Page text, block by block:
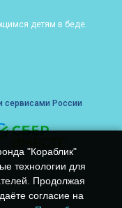
детям в беде.
России
"Кораблик"
технологии для
Продолжая
согласие на